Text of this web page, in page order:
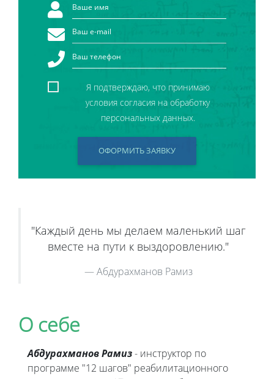
Я подтверждаю, что принимаю
условия согласия на обработку
персональных данных.
ОФОРМИТЬ ЗАЯВКУ
"Каждый день мы делаем маленький шаг
вместе на пути к выздоровлению."
Абдурахманов Рамиз
О себе
Абдурахманов Рамиз- инструктор по
программе "12 шагов" реабилитационного